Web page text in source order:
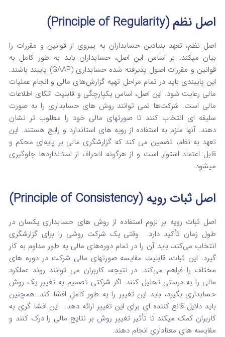
اصل نظم (Principle of Regularity)
اصل نظم، تعهد بنیادین حسابداران به پیروی از قوانین و مقررات را
بیان میکند. بر اساس این اصل، حسابداران باید به‌ طور کامل به
قوانین و مقررات اصول پذیرفته‌ شده حسابداری (GAAP) پایبند باشند.
این پایبندی باید در تمام مراحل تهیه گزارش‌های مالی و انجام عملیات
مالی رعایت شود. این اصل، اساس یکپارچگی و قابلیت اتکای اطلاعات
مالی است. شرکت‌ها نمی‌ توانند روش‌ های حسابداری را به‌ صورت
سلیقه‌ ای انتخاب کنند تا صورتهای مالی خود را مطلوب‌ تر نشان
دهند. آنها ملزم به استفاده از رویه‌ های استاندارد و رایج هستند. این
تعهد به نظم، تضمین می‌ کند که گزارشگری مالی بر پایه‌ای محکم و
قابل اعتماد استوار است و از هرگونه انحراف از استانداردها جلوگیری
میشود.
اصل ثبات رویه (Principle of Consistency)
اصل ثبات رویه بر لزوم استفاده از روش‌ های حسابداری یکسان در
طول زمان تأکید دارد.
وقتی یک شرکت روشی را برای گزارشگری
انتخاب می‌کند، باید آن را در تمام دوره‌های مالی به‌ طور مداوم به کار
گیرد. این ثبات، قابلیت مقایسه صورتهای مالی شرکت در دوره‌ های
مختلف را فراهم می‌کند. در نتیجه، کاربران می‌ توانند روند عملکرد
مالی را به درستی تحلیل کنند. اگر شرکتی تصمیم به تغییر یک روش
حسابداری بگیرد، باید این تغییر را به‌ طور کامل افشا کند. همچنین
باید دلایل قانع‌ کننده‌ ای برای این تغییر ارائه دهد. این افشا گری به
کاربران کمک میکند تا تأثیر تغییر روش بر نتایج مالی را درک کنند و
مقایسه‌ های معناداری انجام دهند.